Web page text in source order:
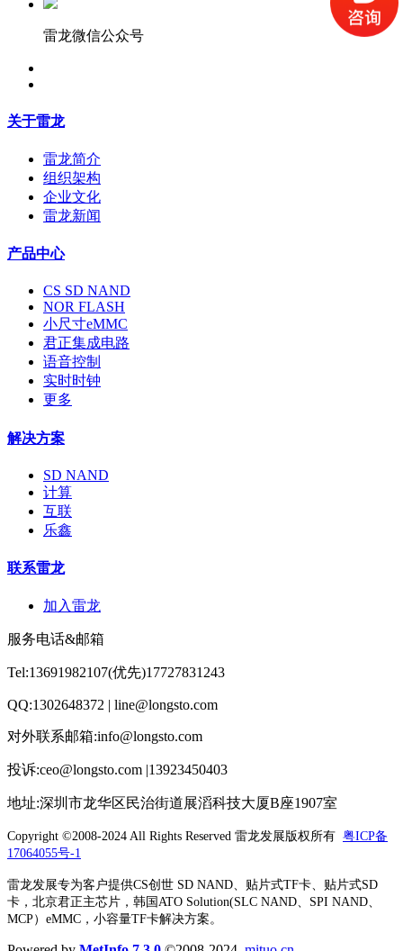
雷龙微信公众号
关于雷龙
雷龙简介
组织架构
企业文化
雷龙新闻
产品中心
CS SD NAND
NOR FLASH
小尺寸eMMC
君正集成电路
语音控制
实时时钟
更多
解决方案
SD NAND
计算
互联
乐鑫
联系雷龙
加入雷龙
服务电话&邮箱
Tel:13691982107(优先)17727831243
QQ:1302648372 | line@longsto.com
对外联系邮箱:info@longsto.com
投诉:ceo@longsto.com |13923450403
地址:深圳市龙华区民治街道展滔科技大厦B座1907室
Copyright ©2008-2024 All Rights Reserved 雷龙发展版权所有 粤ICP备
17064055号-1
雷龙发展专为客户提供CS创世 SD NAND、贴片式TF卡、贴片式SD
卡，北京君正主芯片，韩国ATO Solution(SLC NAND、SPI NAND、
MCP）eMMC，小容量TF卡解决方案。